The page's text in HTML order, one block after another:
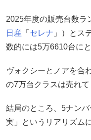
2025年度の販売台数ラ
日産 「 セレナ 」）とス
数的には5万6610台にと
ヴォクシーとノアを合
の7万台クラスは売れ
結局のところ、5ナン
実」というリアリズム